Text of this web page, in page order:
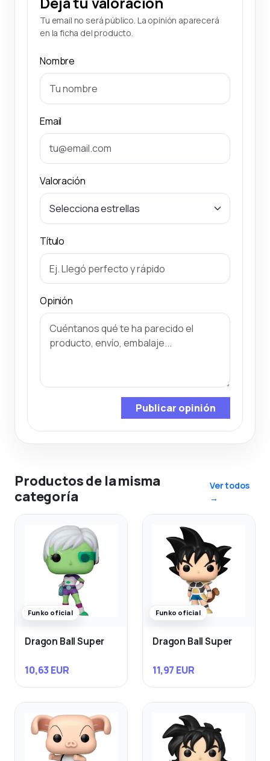
Tu email no será público. La opinión aparecerá
en la ficha del producto.
Nombre
Email
Valoración
Título
Opinión
Publicar opinión
Productos de la misma
categoría
Ver todos
→
Funko oficial
Dragon Ball Super
10,63 EUR
Funko oficial
Dragon Ball Super
11,97 EUR